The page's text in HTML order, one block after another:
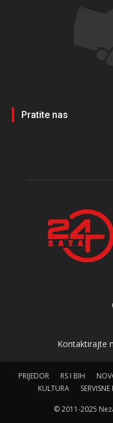
Pratite nas
Kontaktirajte
PRIJEDOR RS I BIH
KULTURA
© 2011-2025